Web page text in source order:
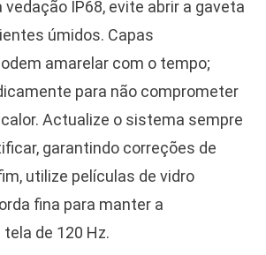
vedação IP68, evite abrir a gaveta
úmidos. Capas
amarelar com o tempo;
para não comprometer
Actualize o sistema sempre
garantindo correções de
utilize películas de vidro
fina para manter a
de 120 Hz.